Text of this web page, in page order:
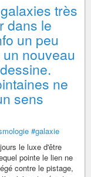
très
dans le
un peu
nouveau
ne
sens
#galaxie
le luxe d'être
pointe le lien ne
contre le pistage,